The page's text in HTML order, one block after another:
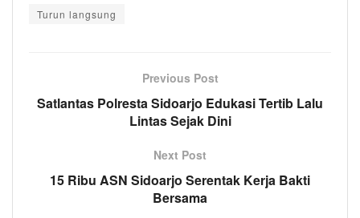
Turun langsung
Previous Post
Satlantas Polresta Sidoarjo Edukasi Tertib Lalu
Lintas Sejak Dini
Next Post
15 Ribu ASN Sidoarjo Serentak Kerja Bakti
Bersama